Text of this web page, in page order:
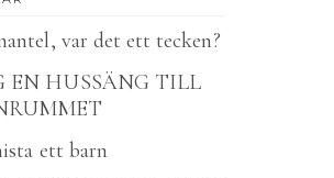
var det ett tecken?
EN HUSSÄNG TILL
ett barn